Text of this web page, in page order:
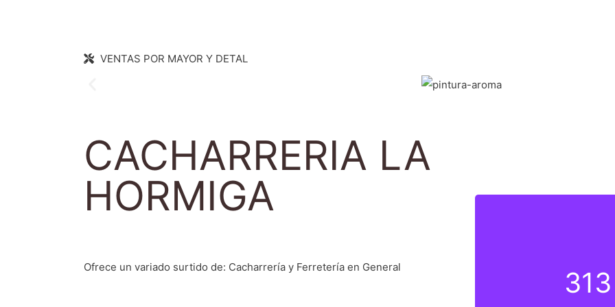
VENTAS POR MAYOR Y DETAL
CACHARRERIA LA
HORMIGA
Ofrece un variado surtido de: Cacharrería y Ferretería en General